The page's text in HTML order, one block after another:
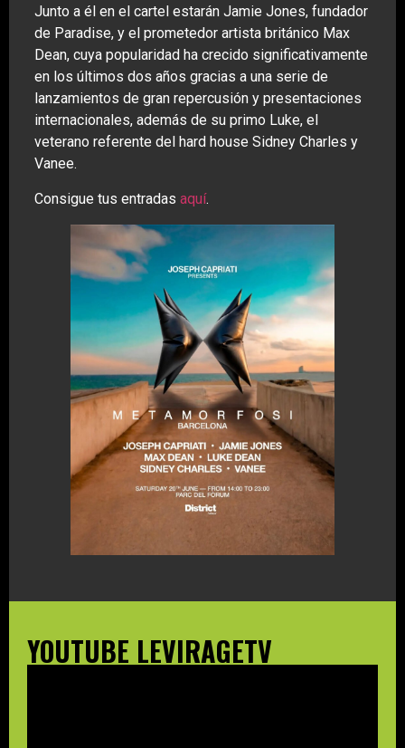
Junto a él en el cartel estarán Jamie Jones, fundador
de Paradise, y el prometedor artista británico Max
Dean, cuya popularidad ha crecido significativamente
en los últimos dos años gracias a una serie de
lanzamientos de gran repercusión y presentaciones
internacionales, además de su primo Luke, el
veterano referente del hard house Sidney Charles y
Vanee.
Consigue tus entradas aquí.
YOUTUBE LEVIRAGETV